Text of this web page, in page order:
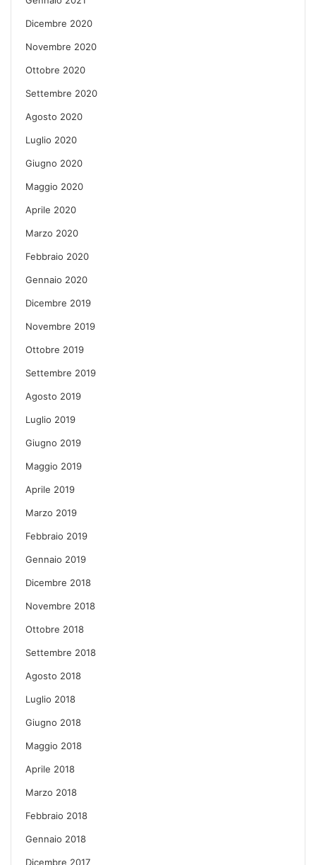
Dicembre 2020
Novembre 2020
Ottobre 2020
Settembre 2020
Agosto 2020
Luglio 2020
Giugno 2020
Maggio 2020
Aprile 2020
Marzo 2020
Febbraio 2020
Gennaio 2020
Dicembre 2019
Novembre 2019
Ottobre 2019
Settembre 2019
Agosto 2019
Luglio 2019
Giugno 2019
Maggio 2019
Aprile 2019
Marzo 2019
Febbraio 2019
Gennaio 2019
Dicembre 2018
Novembre 2018
Ottobre 2018
Settembre 2018
Agosto 2018
Luglio 2018
Giugno 2018
Maggio 2018
Aprile 2018
Marzo 2018
Febbraio 2018
Gennaio 2018
Dicembre 2017